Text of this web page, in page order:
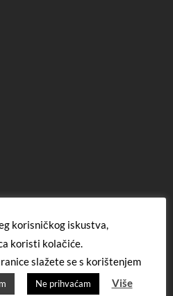
korisničkog iskustva,
koristi kolačiće.
slažete se s korištenjem
Ne prihvaćam
Više